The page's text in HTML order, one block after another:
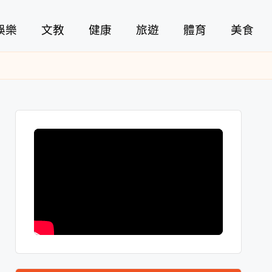
樂 文教 健康 旅遊 體育 美食